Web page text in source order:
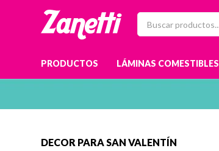
PRODUCTOS LÁMINAS COMESTIBLES
DECOR PARA SAN VALENTÍN